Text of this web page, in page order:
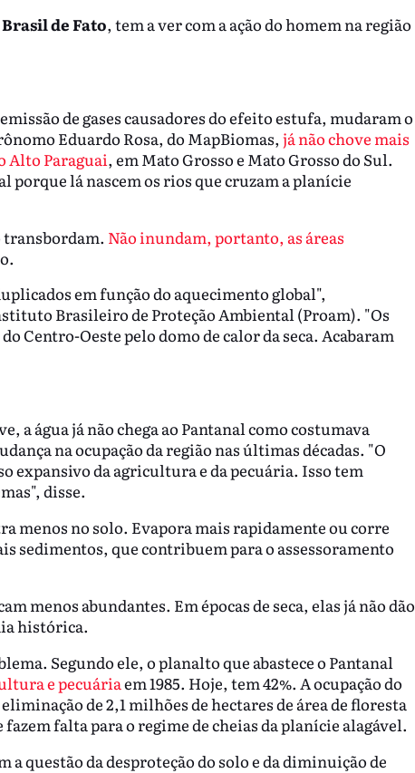
Brasil de Fato, tem a ver com a ação do homem na região
de gases causadores do efeito estufa, mudaram o
Eduardo Rosa, do MapBiomas, já não chove mais
Alto Paraguai, em Mato Grosso e Mato Grosso do Sul.
porque lá nascem os rios que cruzam a planície
transbordam. Não inundam, portanto, as áreas
em função do aquecimento global",
Brasileiro de Proteção Ambiental (Proam). "Os
Centro-Oeste pelo domo de calor da seca. Acabaram
a água já não chega ao Pantanal como costumava
na ocupação da região nas últimas décadas. "O
expansivo da agricultura e da pecuária. Isso tem
disse.
menos no solo. Evapora mais rapidamente ou corre
sedimentos, que contribuem para o assessoramento
menos abundantes. Em épocas de seca, elas já não dão
histórica.
Segundo ele, o planalto que abastece o Pantanal
e pecuáriaem 1985. Hoje, tem 42%. A ocupação do
de 2,1 milhões de hectares de área de floresta
falta para o regime de cheias da planície alagável.
questão da desproteção do solo e da diminuição de